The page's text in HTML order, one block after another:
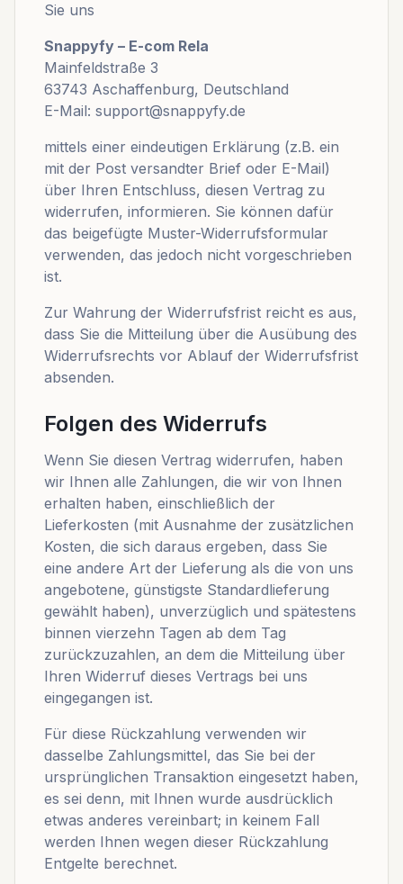
Sie uns
Snappyfy – E-com Rela
Mainfeldstraße 3
63743 Aschaffenburg, Deutschland
E-Mail: support@snappyfy.de
mittels einer eindeutigen Erklärung (z.B. ein
mit der Post versandter Brief oder E-Mail)
über Ihren Entschluss, diesen Vertrag zu
widerrufen, informieren. Sie können dafür
das beigefügte Muster-Widerrufsformular
verwenden, das jedoch nicht vorgeschrieben
ist.
Zur Wahrung der Widerrufsfrist reicht es aus,
dass Sie die Mitteilung über die Ausübung des
Widerrufsrechts vor Ablauf der Widerrufsfrist
absenden.
Folgen des Widerrufs
Wenn Sie diesen Vertrag widerrufen, haben
wir Ihnen alle Zahlungen, die wir von Ihnen
erhalten haben, einschließlich der
Lieferkosten (mit Ausnahme der zusätzlichen
Kosten, die sich daraus ergeben, dass Sie
eine andere Art der Lieferung als die von uns
angebotene, günstigste Standardlieferung
gewählt haben), unverzüglich und spätestens
binnen vierzehn Tagen ab dem Tag
zurückzuzahlen, an dem die Mitteilung über
Ihren Widerruf dieses Vertrags bei uns
eingegangen ist.
Für diese Rückzahlung verwenden wir
dasselbe Zahlungsmittel, das Sie bei der
ursprünglichen Transaktion eingesetzt haben,
es sei denn, mit Ihnen wurde ausdrücklich
etwas anderes vereinbart; in keinem Fall
werden Ihnen wegen dieser Rückzahlung
Entgelte berechnet.